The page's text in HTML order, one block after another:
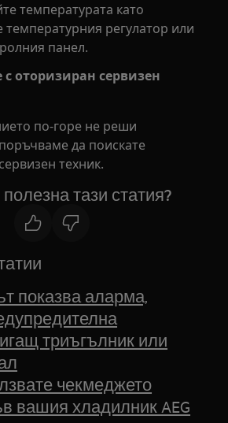
температурата като
температурния регулатор или
панел.
с оторизиран сервизен
по-горе не реши
да поискате
техник.
тази статия?
показва аларма,
триъгълник или
чекмеджето
вашия хладилник AEG